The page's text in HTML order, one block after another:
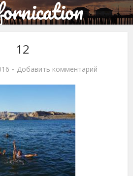
12
Добавить комментарий